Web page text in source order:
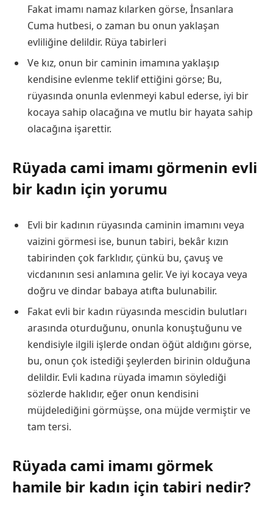
Fakat imamı namaz kılarken görse, İnsanlara
Cuma hutbesi, o zaman bu onun yaklaşan
evliliğine delildir. Rüya tabirleri
Ve kız, onun bir caminin imamına yaklaşıp
kendisine evlenme teklif ettiğini görse; Bu,
rüyasında onunla evlenmeyi kabul ederse, iyi bir
kocaya sahip olacağına ve mutlu bir hayata sahip
olacağına işarettir.
Rüyada cami imamı görmenin evli
bir kadın için yorumu
Evli bir kadının rüyasında caminin imamını veya
vaizini görmesi ise, bunun tabiri, bekâr kızın
tabirinden çok farklıdır, çünkü bu, çavuş ve
vicdanının sesi anlamına gelir. Ve iyi kocaya veya
doğru ve dindar babaya atıfta bulunabilir.
Fakat evli bir kadın rüyasında mescidin bulutları
arasında oturduğunu, onunla konuştuğunu ve
kendisiyle ilgili işlerde ondan öğüt aldığını görse,
bu, onun çok istediği şeylerden birinin olduğuna
delildir. Evli kadına rüyada imamın söylediği
sözlerde haklıdır, eğer onun kendisini
müjdelediğini görmüşse, ona müjde vermiştir ve
tam tersi.
Rüyada cami imamı görmek
hamile bir kadın için tabiri nedir?